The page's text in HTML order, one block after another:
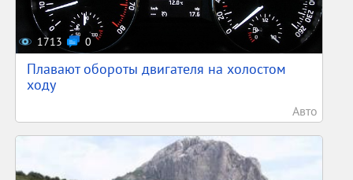
1713 0
Плавают обороты двигателя на холостом
ходу
Авто